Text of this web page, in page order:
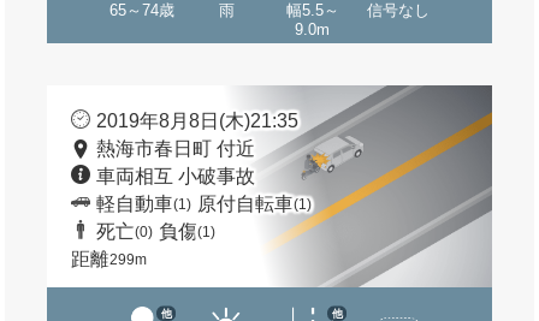
65～74歳 雨
幅5.5～
9.0m
信号なし
2019年8月8日(木)21:35
熱海市春日町 付近
車両相互 小破事故
軽自動車(1) 原付自転車(1)
死亡(0) 負傷(1)
距離299m
他 他